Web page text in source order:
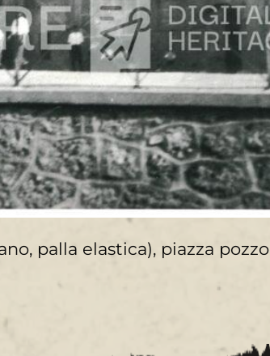
palla elastica), piazza pozzo